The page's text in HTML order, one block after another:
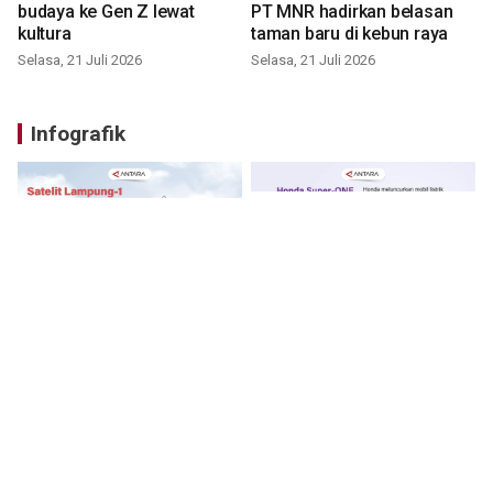
budaya ke Gen Z lewat
kultura
Selasa, 21 Juli 2026
PT MNR hadirkan belasan
taman baru di kebun raya
Selasa, 21 Juli 2026
Infografik